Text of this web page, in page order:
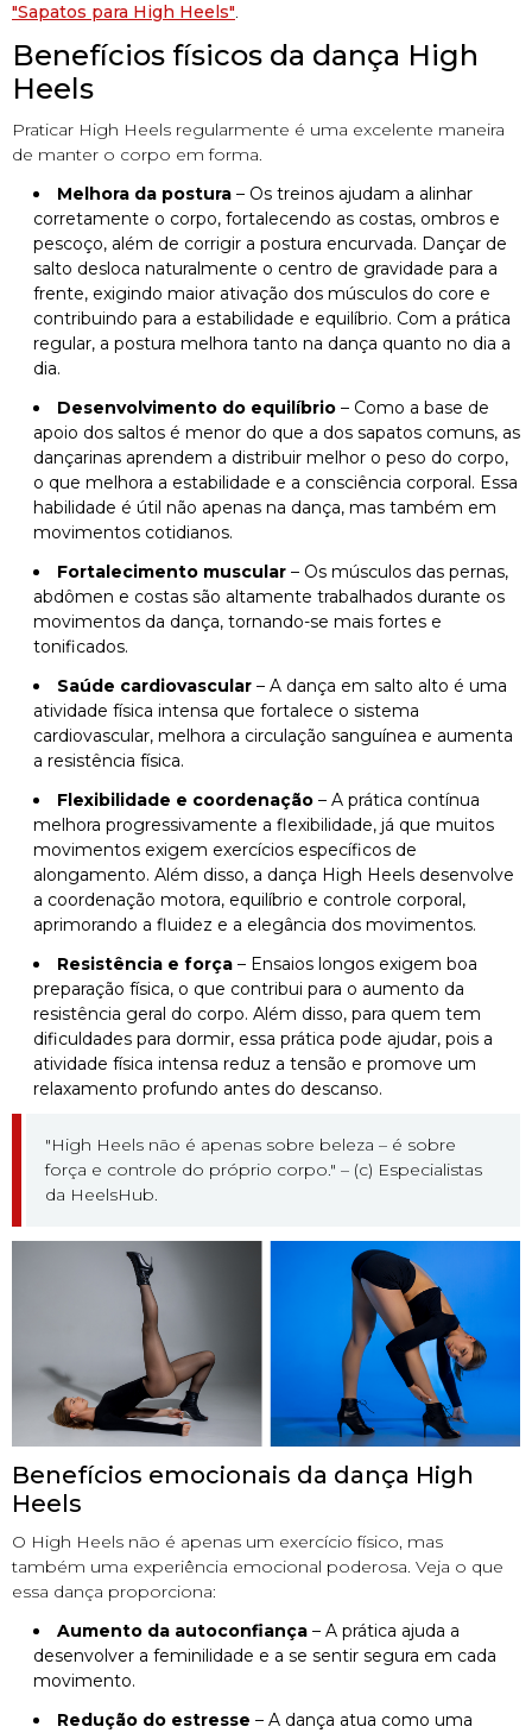
"Sapatos para High Heels".
Benefícios físicos da dança High
Heels
Praticar High Heels regularmente é uma excelente maneira
de manter o corpo em forma.
Melhora da postura – Os treinos ajudam a alinhar
corretamente o corpo, fortalecendo as costas, ombros e
pescoço, além de corrigir a postura encurvada. Dançar de
salto desloca naturalmente o centro de gravidade para a
frente, exigindo maior ativação dos músculos do core e
contribuindo para a estabilidade e equilíbrio. Com a prática
regular, a postura melhora tanto na dança quanto no dia a
dia.
Desenvolvimento do equilíbrio – Como a base de
apoio dos saltos é menor do que a dos sapatos comuns, as
dançarinas aprendem a distribuir melhor o peso do corpo,
o que melhora a estabilidade e a consciência corporal. Essa
habilidade é útil não apenas na dança, mas também em
movimentos cotidianos.
Fortalecimento muscular – Os músculos das pernas,
abdômen e costas são altamente trabalhados durante os
movimentos da dança, tornando-se mais fortes e
tonificados.
Saúde cardiovascular – A dança em salto alto é uma
atividade física intensa que fortalece o sistema
cardiovascular, melhora a circulação sanguínea e aumenta
a resistência física.
Flexibilidade e coordenação – A prática contínua
melhora progressivamente a flexibilidade, já que muitos
movimentos exigem exercícios específicos de
alongamento. Além disso, a dança High Heels desenvolve
a coordenação motora, equilíbrio e controle corporal,
aprimorando a fluidez e a elegância dos movimentos.
Resistência e força – Ensaios longos exigem boa
preparação física, o que contribui para o aumento da
resistência geral do corpo. Além disso, para quem tem
dificuldades para dormir, essa prática pode ajudar, pois a
atividade física intensa reduz a tensão e promove um
relaxamento profundo antes do descanso.
"High Heels não é apenas sobre beleza – é sobre
força e controle do próprio corpo." – (c) Especialistas
da HeelsHub.
Benefícios emocionais da dança High
Heels
O High Heels não é apenas um exercício físico, mas
também uma experiência emocional poderosa. Veja o que
essa dança proporciona:
Aumento da autoconfiança – A prática ajuda a
desenvolver a feminilidade e a se sentir segura em cada
movimento.
Redução do estresse – A dança atua como uma